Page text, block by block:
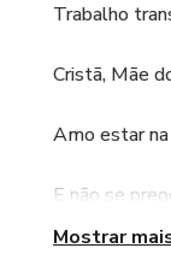
Trabalho
Cristã, Mãe
Amo estar na
E não se
Mostrar